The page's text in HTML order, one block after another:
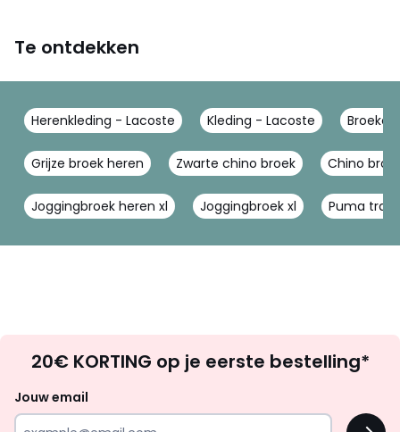
Te ontdekken
Herenkleding - Lacoste Kleding - Lacoste
Grijze broek heren Zwarte chino broek Chino
Joggingbroek heren xl Joggingbroek xl Puma
zoek
inspiratie
20€ KORTING op je eerste bestelling*
Jouw email
OK